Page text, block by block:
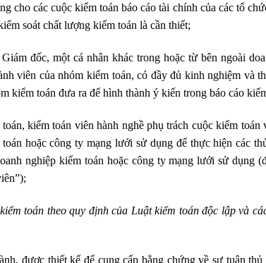
cho các cuộc kiểm toán báo cáo tài chính của các tổ
soát chất lượng kiểm toán là cần thiết;
đốc, một cá nhân khác trong hoặc từ bên ngoài
viên của nhóm kiểm toán, có đầy đủ kinh nghiệm và
kiểm toán đưa ra để hình thành ý kiến trong báo cáo
kiểm toán viên hành nghề phụ trách cuộc kiểm toán
hoặc công ty mạng lưới sử dụng để thực hiện các
nghiệp kiểm toán hoặc công ty mạng lưới sử dụng
toán theo quy định của Luật kiểm toán độc lập và
được thiết kế để cung cấp bằng chứng về sự tuân thủ